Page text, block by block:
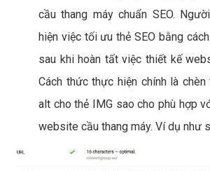
cầu thang máy chuẩn SEO.
hiện việc tối ưu thẻ SEO bằng
sau khi hoàn tất việc thiết kế
Cách thức thực hiện chính là
alt cho thẻ IMG sao cho phù hợp
website cầu thang máy. Ví dụ như